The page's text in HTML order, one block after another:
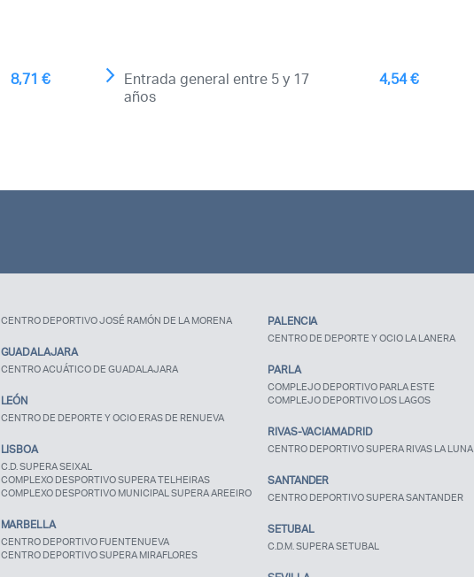
8,71 €
Entrada general entre 5 y 17
años
4,54 €
CENTRO DEPORTIVO JOSÉ RAMÓN DE LA MORENA
GUADALAJARA
CENTRO ACUÁTICO DE GUADALAJARA
LEÓN
CENTRO DE DEPORTE Y OCIO ERAS DE RENUEVA
LISBOA
C.D. SUPERA SEIXAL
COMPLEXO DESPORTIVO SUPERA TELHEIRAS
COMPLEXO DESPORTIVO MUNICIPAL SUPERA AREEIRO
MARBELLA
CENTRO DEPORTIVO FUENTENUEVA
CENTRO DEPORTIVO SUPERA MIRAFLORES
PALENCIA
CENTRO DE DEPORTE Y OCIO LA LANERA
PARLA
COMPLEJO DEPORTIVO PARLA ESTE
COMPLEJO DEPORTIVO LOS LAGOS
RIVAS-VACIAMADRID
CENTRO DEPORTIVO SUPERA RIVAS LA LUNA
SANTANDER
CENTRO DEPORTIVO SUPERA SANTANDER
SETUBAL
C.D.M. SUPERA SETUBAL